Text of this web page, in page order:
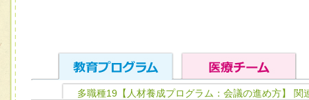
多職種19【人材養成プログラム：会議の進め方】 関